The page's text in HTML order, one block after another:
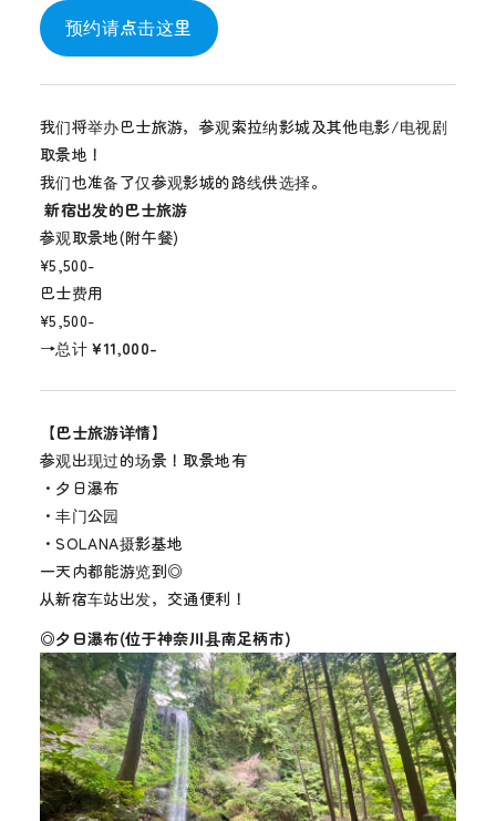
预约请点击这里
我们将举办巴士旅游，参观索拉纳影城及其他电影/电视剧
取景地！
我们也准备了仅参观影城的路线供选择。
新宿出发的巴士旅游
参观取景地(附午餐)
¥5,500-
巴士费用
¥5,500-
→总计 ¥11,000-
【巴士旅游详情】
参观出现过的场景！取景地有
・夕日瀑布
・丰门公园
・SOLANA摄影基地
一天内都能游览到◎
从新宿车站出发，交通便利！
◎夕日瀑布(位于神奈川县南足柄市)